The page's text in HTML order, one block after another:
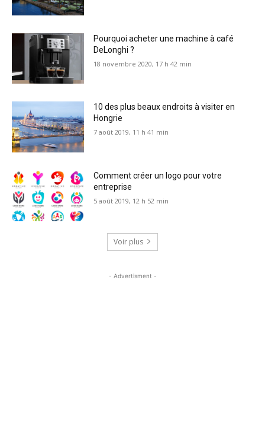
Pourquoi acheter une machine à café
DeLonghi ?
18 novembre 2020, 17 h 42 min
10 des plus beaux endroits à visiter en
Hongrie
7 août 2019, 11 h 41 min
Comment créer un logo pour votre
entreprise
5 août 2019, 12 h 52 min
Voir plus
- Advertisment -